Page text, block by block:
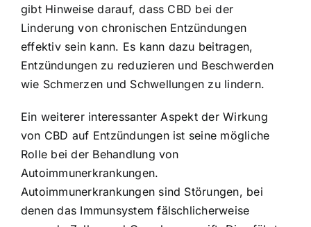
gibt Hinweise darauf, dass CBD bei der
Linderung von chronischen Entzündungen
effektiv sein kann. Es kann dazu beitragen,
Entzündungen zu reduzieren und Beschwerden
wie Schmerzen und Schwellungen zu lindern.
Ein weiterer interessanter Aspekt der Wirkung
von CBD auf Entzündungen ist seine mögliche
Rolle bei der Behandlung von
Autoimmunerkrankungen.
Autoimmunerkrankungen sind Störungen, bei
denen das Immunsystem fälschlicherweise